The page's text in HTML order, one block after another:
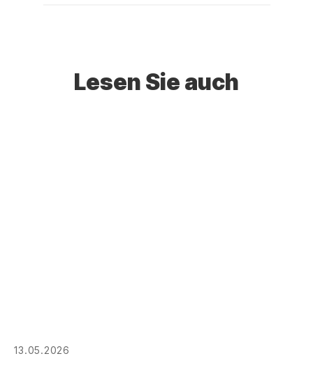
Lesen Sie auch
13.05.2026